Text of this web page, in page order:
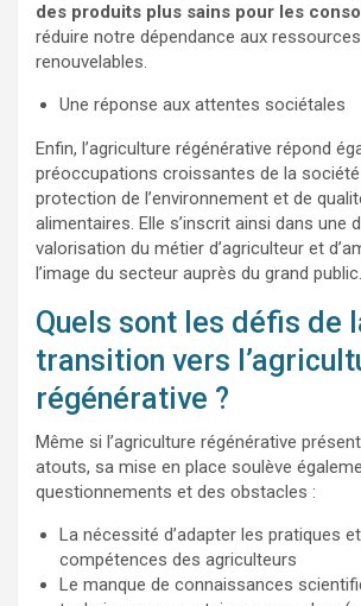
des produits plus sains pour les
réduire notre dépendance aux
renouvelables.
Une réponse aux attentes sociétales
Enfin, l’agriculture régénérative répond
préoccupations croissantes de la
protection de l’environnement et de
alimentaires. Elle s’inscrit ainsi dans une
valorisation du métier d’agriculteur et
l’image du secteur auprès du grand public.
Quels sont les défis de
transition vers
régénérative ?
Même si l’agriculture régénérative
atouts, sa mise en place soulève
questionnements et des obstacles :
La nécessité d’adapter les pratiques
compétences des agriculteurs
Le manque de connaissances